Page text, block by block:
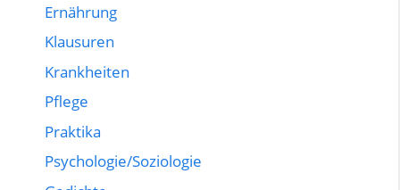
Ernährung
Klausuren
Krankheiten
Pflege
Praktika
Psychologie/Soziologie